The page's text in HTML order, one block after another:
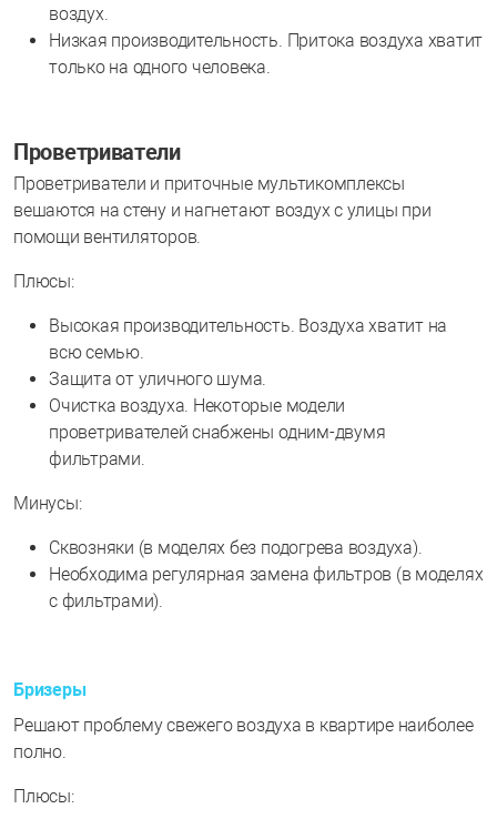
воздух.
Низкая производительность. Притока воздуха хватит
только на одного человека.
Проветриватели
Проветриватели и приточные мультикомплексы
вешаются на стену и нагнетают воздух с улицы при
помощи вентиляторов.
Плюсы:
Высокая производительность. Воздуха хватит на
всю семью.
Защита от уличного шума.
Очистка воздуха. Некоторые модели
проветривателей снабжены одним-двумя
фильтрами.
Минусы:
Сквозняки (в моделях без подогрева воздуха).
Необходима регулярная замена фильтров (в моделях
с фильтрами).
Бризеры
Решают проблему свежего воздуха в квартире наиболее
полно.
Плюсы: